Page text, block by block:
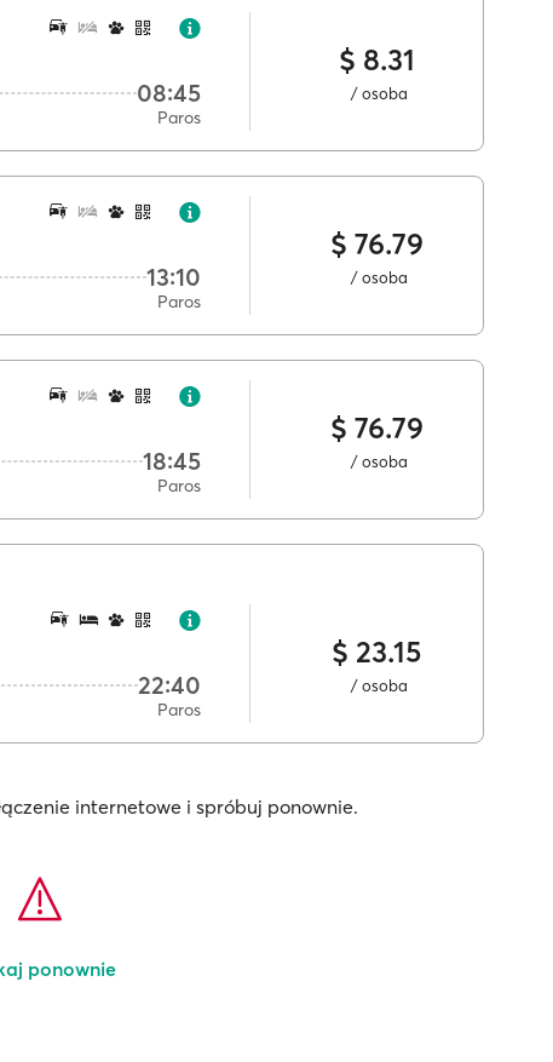
08:45
Paros
$ 8.31
/ osoba
13:10
Paros
$ 76.79
/ osoba
18:45
Paros
$ 76.79
/ osoba
22:40
Paros
$ 23.15
/ osoba
internetowe i spróbuj ponownie.
ponownie